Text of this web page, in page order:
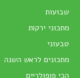
שבועות
מתכוני ירקות
טבעוני
מתכונים לראש השנה
הכי פופולריים